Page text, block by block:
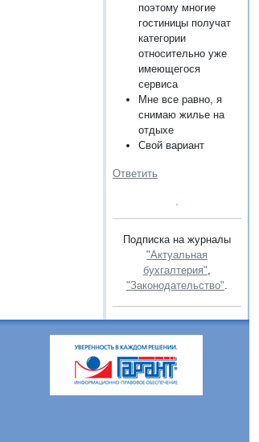
поэтому многие
гостиницы получат
категории
относительно уже
имеющегося
сервиса
Мне все равно, я
снимаю жилье на
отдыхе
Свой вариант
Ответить
Подписка на журналы
"Актуальная
бухгалтерия"
"Законодательство"